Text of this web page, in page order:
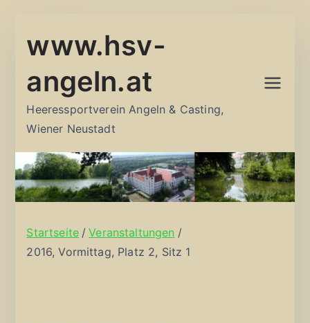
Inhalt
www.hsv-
angeln.at
Heeressportverein Angeln & Casting,
Wiener Neustadt
Startseite
Veranstaltungen
2016, Vormittag, Platz 2, Sitz 1